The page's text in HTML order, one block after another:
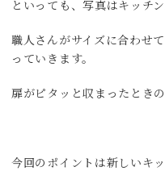
といっても、写真はキッチ
職人さんがサイズに合わせ
っていきます。
扉がピタッと収まったとき
今回のポイントは新しいキ